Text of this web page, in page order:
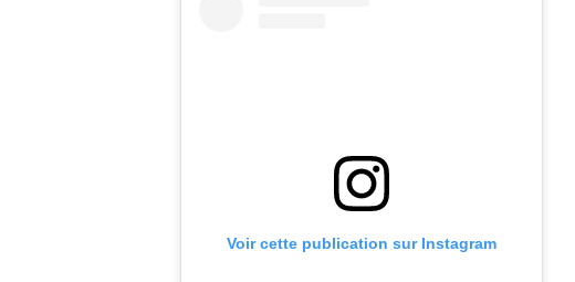
Voir cette publication sur Instagram